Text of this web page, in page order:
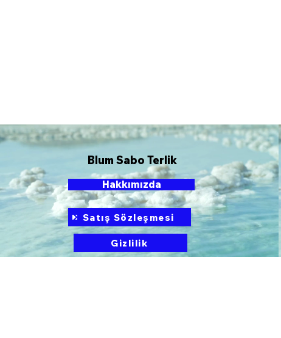
Blum Sabo Terlik
Hakkımızda
Satış Sözleşmesi
Gizlilik